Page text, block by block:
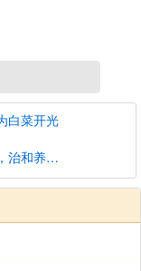
《报父母恩
护的恩德。
德。
儿却忘了为子所
白菜开光
中医养生学强调治病不治表而治本，治和养兼顾是有必要的